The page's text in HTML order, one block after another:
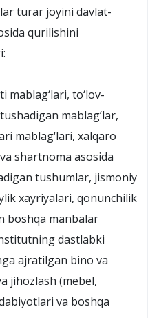
turar joyini davlat-
qurilishini
to‘lov-
mablag‘lar,
mablag‘lari, xalqaro
shartnoma asosida
tushumlar, jismoniy
xayriyalari, qonunchilik
boshqa manbalar
dastlabki
ajratilgan bino va
jihozlash (mebel,
va boshqa